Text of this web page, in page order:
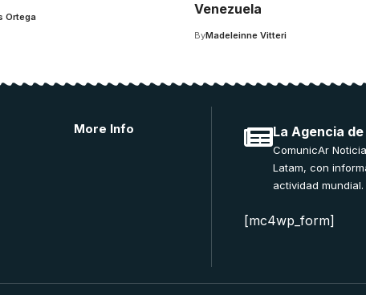
Ortega
Venezuela
ByMadeleinne Vitteri
More Info La Agencia
ComunicAr
Latam, con
actividad mundial.
[mc4wp_form]